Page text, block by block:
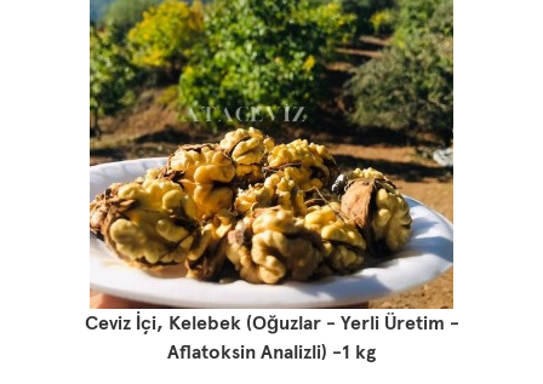
Ceviz İçi, Kelebek (Oğuzlar - Yerli Üretim -
Aflatoksin Analizli) -1 kg